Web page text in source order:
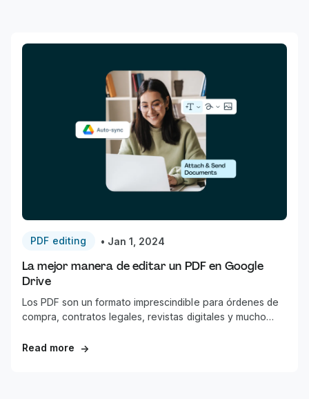
PDF editing • Jan 1, 2024
La mejor manera de editar un PDF en Google
Drive
Los PDF son un formato imprescindible para órdenes de
compra, contratos legales, revistas digitales y mucho
de Google Drive?
Read more →